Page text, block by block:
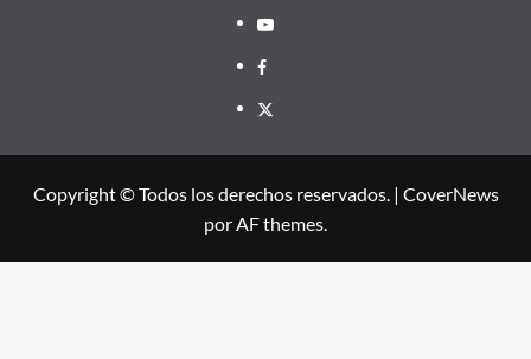
Youtube
Facebook
X
Copyright © Todos los derechos reservados. | CoverNews
por AF themes.